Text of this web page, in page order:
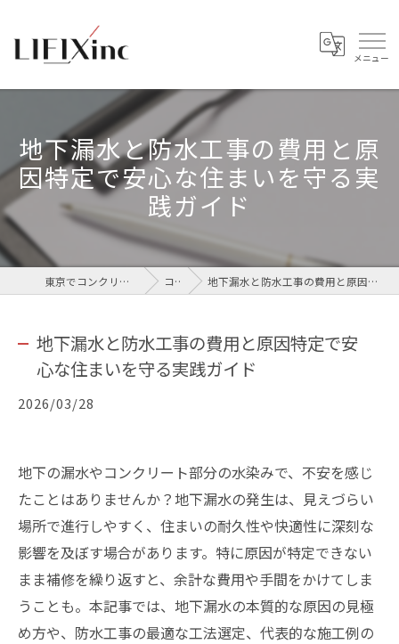
地下漏水と防水工事の費用と原
因特定で安心な住まいを守る実
践ガイド
東京でコンクリートなら株式会社LIFIX コラム 地下漏水と防水工事の費用と原因特定で安心な住まいを守る実践ガイド
地下漏水と防水工事の費用と原因特定で安
心な住まいを守る実践ガイド
2026/03/28
地下の漏水やコンクリート部分の水染みで、不安を感じ
たことはありませんか？地下漏水の発生は、見えづらい
場所で進行しやすく、住まいの耐久性や快適性に深刻な
影響を及ぼす場合があります。特に原因が特定できない
まま補修を繰り返すと、余計な費用や手間をかけてしま
うことも。本記事では、地下漏水の本質的な原因の見極
め方や、防水工事の最適な工法選定、代表的な施工例の